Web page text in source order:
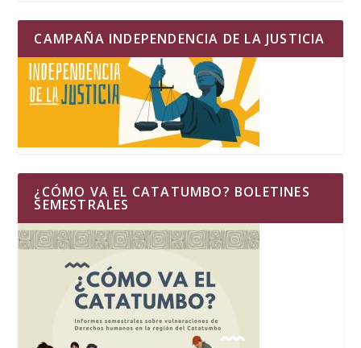
CAMPAÑA INDEPENDENCIA DE LA JUSTICIA
¿CÓMO VA EL CATATUMBO? BOLETINES
SEMESTRALES